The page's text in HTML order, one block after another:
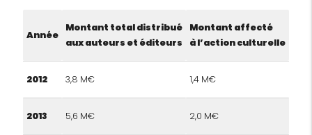
Année
Montant total distribué
aux auteurs et éditeurs
Montant affecté
à l’action culturelle
2012 3,8 M€ 1,4 M€
2013 5,6 M€ 2,0 M€